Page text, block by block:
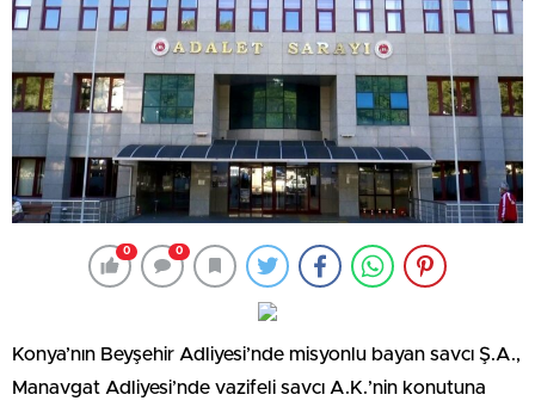
0 0
Konya’nın Beyşehir Adliyesi’nde misyonlu bayan savcı Ş.A.,
Manavgat Adliyesi’nde vazifeli savcı A.K.’nin konutuna